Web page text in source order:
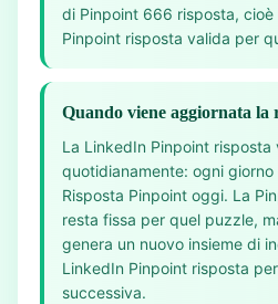
di Pinpoint 666 risposta, cioè
Pinpoint risposta valida per
Quando viene aggiornata la
La LinkedIn Pinpoint risposta
quotidianamente: ogni giorno
Risposta Pinpoint oggi. La
resta fissa per quel puzzle,
genera un nuovo insieme di
LinkedIn Pinpoint risposta
successiva.